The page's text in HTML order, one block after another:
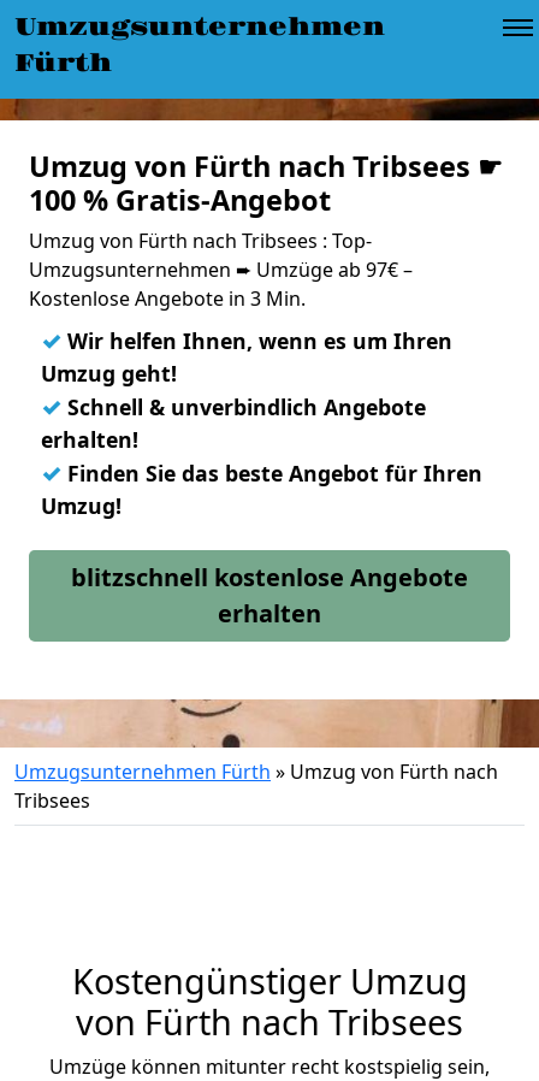
Umzugsunternehmen
Fürth
Umzug von Fürth nach Tribsees ☛
100 % Gratis-Angebot
Umzug von Fürth nach Tribsees : Top-
Umzugsunternehmen ➨ Umzüge ab 97€ –
Kostenlose Angebote in 3 Min.
✓ Wir helfen Ihnen, wenn es um Ihren
Umzug geht!
✓ Schnell & unverbindlich Angebote
erhalten!
✓ Finden Sie das beste Angebot für Ihren
Umzug!
blitzschnell kostenlose Angebote
erhalten
Umzugsunternehmen Fürth » Umzug von Fürth nach
Tribsees
Kostengünstiger Umzug
von Fürth nach Tribsees
Umzüge können mitunter recht kostspielig sein,